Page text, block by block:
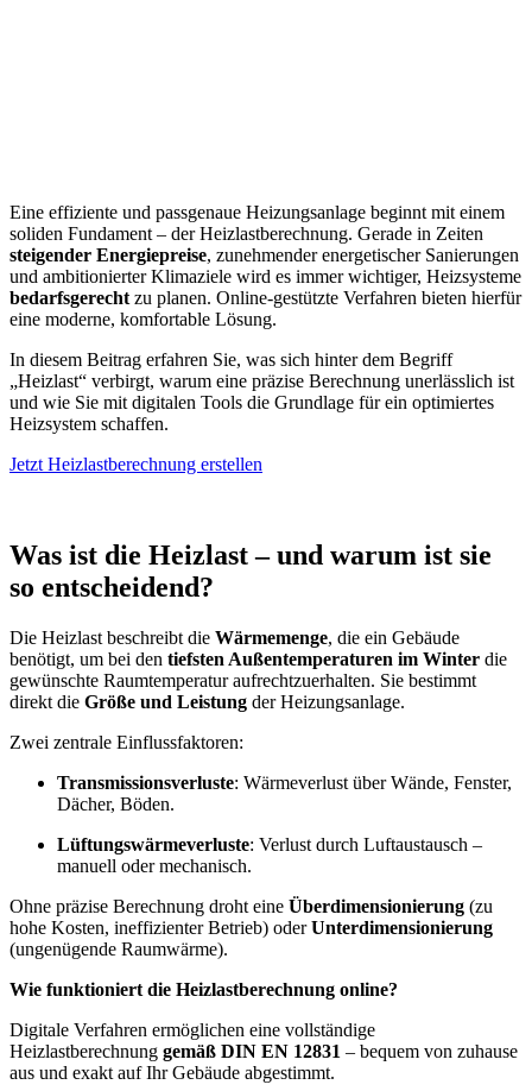
Eine effiziente und passgenaue Heizungsanlage beginnt mit einem
soliden Fundament – der Heizlastberechnung. Gerade in Zeiten
steigender Energiepreise, zunehmender energetischer Sanierungen
und ambitionierter Klimaziele wird es immer wichtiger, Heizsysteme
bedarfsgerecht zu planen. Online-gestützte Verfahren bieten hierfür
eine moderne, komfortable Lösung.
In diesem Beitrag erfahren Sie, was sich hinter dem Begriff
„Heizlast“ verbirgt, warum eine präzise Berechnung unerlässlich ist
und wie Sie mit digitalen Tools die Grundlage für ein optimiertes
Heizsystem schaffen.
Jetzt Heizlastberechnung erstellen
Was ist die Heizlast – und warum ist sie
so entscheidend?
Die Heizlast beschreibt die Wärmemenge, die ein Gebäude
benötigt, um bei den tiefsten Außentemperaturen im Winter die
gewünschte Raumtemperatur aufrechtzuerhalten. Sie bestimmt
direkt die Größe und Leistung der Heizungsanlage.
Zwei zentrale Einflussfaktoren:
Transmissionsverluste: Wärmeverlust über Wände, Fenster,
Dächer, Böden.
Lüftungswärmeverluste: Verlust durch Luftaustausch –
manuell oder mechanisch.
Ohne präzise Berechnung droht eine Überdimensionierung (zu
hohe Kosten, ineffizienter Betrieb) oderUnterdimensionierung
(ungenügende Raumwärme).
Wie funktioniert die Heizlastberechnung online?
Digitale Verfahren ermöglichen eine vollständige
Heizlastberechnung gemäß DIN EN 12831 – bequem von zuhause
aus und exakt auf Ihr Gebäude abgestimmt.